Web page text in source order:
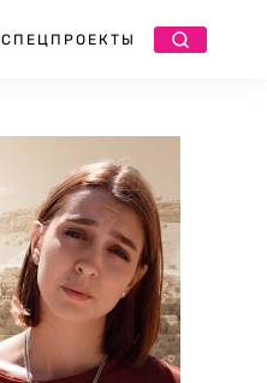
СПЕЦПРОЕКТЫ